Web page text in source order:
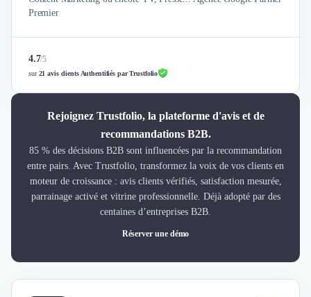
Premier
4.7/5
sur21 avis clients Authentifiés par Trustfolio
Rejoignez Trustfolio, la plateforme d'avis et de
recommandations B2B.
85 % des décisions B2B sont influencées par la recommandation
entre pairs. Avec Trustfolio, transformez la voix de vos clients en
moteur de croissance : avis clients vérifiés, satisfaction mesurée,
parrainage activé et vitrine professionnelle. Déjà adopté par des
centaines d’entreprises B2B.
Réserver une démo